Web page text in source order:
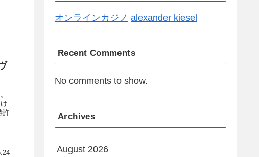
許
オンラインカジノ alexander kiesel
Recent Comments
No comments to show.
Archives
August 2026